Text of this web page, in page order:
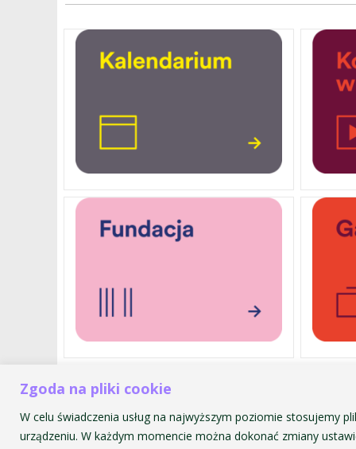
Zgoda na pliki cookie
W celu świadczenia usług na najwyższym poziomie stosujemy
urządzeniu. W każdym momencie można dokonać zmiany
ul. św. Tomasza 43
31-027 Kraków